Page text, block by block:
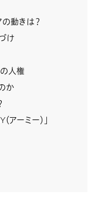
動きは？
け
人権
か
アーミー）」